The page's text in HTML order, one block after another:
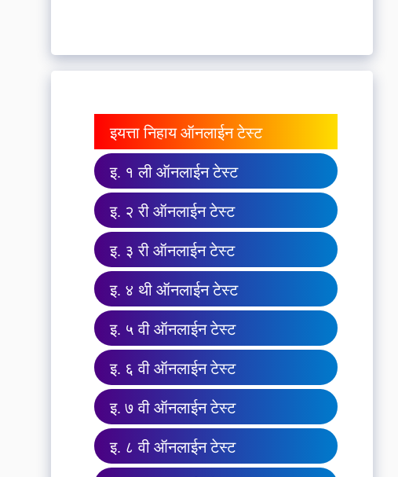
इयत्ता निहाय ऑनलाईन टेस्ट
इ. १ ली ऑनलाईन टेस्ट
इ. २ री ऑनलाईन टेस्ट
इ. ३ री ऑनलाईन टेस्ट
इ. ४ थी ऑनलाईन टेस्ट
इ. ५ वी ऑनलाईन टेस्ट
इ. ६ वी ऑनलाईन टेस्ट
इ. ७ वी ऑनलाईन टेस्ट
इ. ८ वी ऑनलाईन टेस्ट